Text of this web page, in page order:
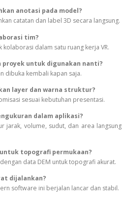
anotasi pada model?
catatan dan label 3D secara langsung.
tim?
dalam satu ruang kerja VR.
proyek untuk digunakan nanti?
dibuka kembali kapan saja.
layer dan warna struktur?
sesuai kebutuhan presentasi.
dalam aplikasi?
jarak, volume, sudut, dan area langsung
topografi permukaan?
data DEM untuk topografi akurat.
dijalankan?
software ini berjalan lancar dan stabil.